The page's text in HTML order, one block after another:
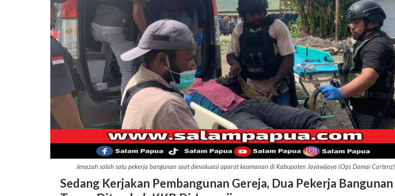
Jenazah salah satu pekerja bangunan saat dievakuasi aparat keamanan di Kabupaten Jayawijaya (Ops Damai Cartenz)
Sedang Kerjakan Pembangunan Gereja, Dua Pekerja Bangunan